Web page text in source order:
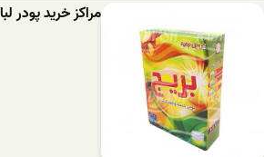
مراکز خرید پودر